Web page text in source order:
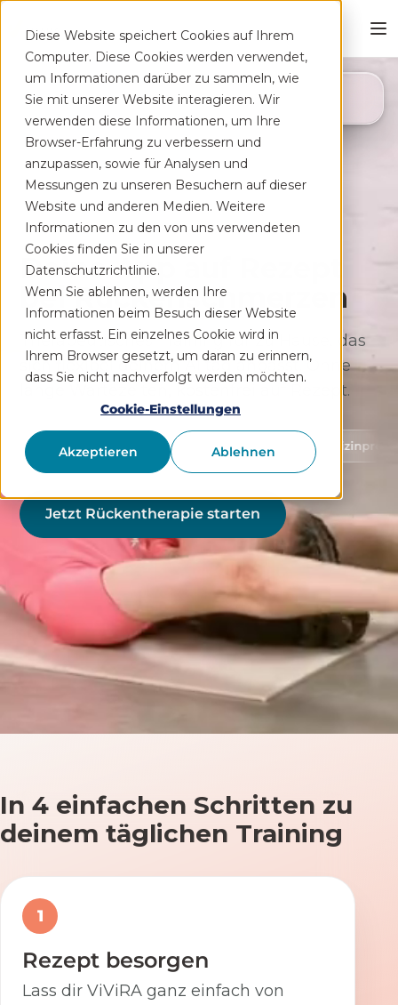
Diese Website speichert Cookies auf Ihrem
Computer. Diese Cookies werden verwendet,
um Informationen darüber zu sammeln, wie
Sie mit unserer Website interagieren. Wir
verwenden diese Informationen, um Ihre
Browser-Erfahrung zu verbessern und
anzupassen, sowie für Analysen und
Messungen zu unseren Besuchern auf dieser
Website und anderen Medien. Weitere
Informationen zu den von uns verwendeten
Cookies finden Sie in unserer
Datenschutzrichtlinie.
Wenn Sie ablehnen, werden Ihre
Informationen beim Besuch dieser Website
nicht erfasst. Ein einzelnes Cookie wird in
Ihrem Browser gesetzt, um daran zu erinnern,
dass Sie nicht nachverfolgt werden möchten.
Cookie-Einstellungen
Akzeptieren Ablehnen
Deine App auf Rezept
bei Rücken­schmerzen
Therapeutisches Training für zu Hause, das
sich flexibel deinem Alltag anpasst. Ohne
lange Wartezeiten, kostenfrei auf Rezept.
Schutz von Gesundheitsdaten Medizinprodukt Klasse 1
Jetzt Rückentherapie starten
In 4 einfachen Schritten zu
deinem täglichen Training
1
Rezept besorgen
Lass dir ViViRA ganz einfach von